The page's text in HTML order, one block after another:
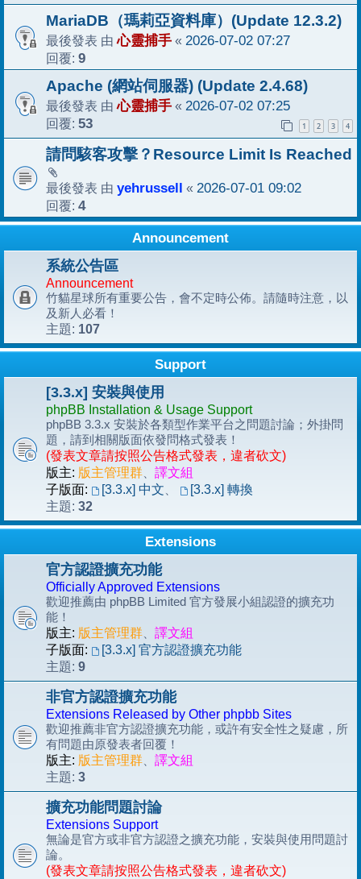
MariaDB（瑪莉亞資料庫）(Update 12.3.2)
最後發表 由心靈捕手 « 2026-07-02 07:27
回覆: 9
Apache (網站伺服器) (Update 2.4.68)
最後發表 由心靈捕手 « 2026-07-02 07:25
回覆: 53 1 2 3 4
請問駭客攻擊？Resource Limit Is Reached
最後發表 由 yehrussell « 2026-07-01 09:02
回覆: 4
Announcement
系統公告區
Announcement
竹貓星球所有重要公告，會不定時公佈。請隨時注意，以
及新人必看！
主題: 107
Support
[3.3.x] 安裝與使用
phpBB Installation & Usage Support
phpBB 3.3.x 安裝於各類型作業平台之問題討論；外掛問
題，請到相關版面依發問格式發表！
(發表文章請按照公告格式發表，違者砍文)
版主: 版主管理群
譯文組
子版面:
[3.3.x] 中文
[3.3.x] 轉換
主題: 32
Extensions
官方認證擴充功能
Officially Approved Extensions
歡迎推薦由 phpBB Limited 官方發展小組認證的擴充功
能！
版主: 版主管理群
譯文組
子版面:
[3.3.x] 官方認證擴充功能
主題: 9
非官方認證擴充功能
Extensions Released by Other phpbb Sites
歡迎推薦非官方認證擴充功能，或許有安全性之疑慮，所
有問題由原發表者回覆！
版主: 版主管理群
譯文組
主題: 3
擴充功能問題討論
Extensions Support
無論是官方或非官方認證之擴充功能，安裝與使用問題討
論。
(發表文章請按照公告格式發表，違者砍文)